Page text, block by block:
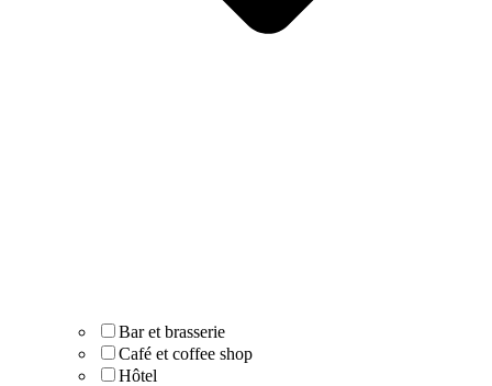
Bar et brasserie
Café et coffee shop
Hôtel